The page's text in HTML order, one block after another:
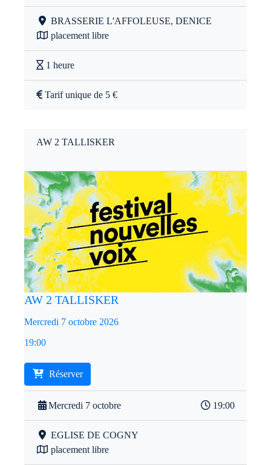
BRASSERIE L'AFFOLEUSE, DENICE
placement libre
1 heure
Tarif unique de 5 €
AW 2 TALLISKER
AW 2 TALLISKER
Mercredi 7 octobre 2026
19:00
Réserver
Mercredi 7 octobre 19:00
EGLISE DE COGNY
placement libre